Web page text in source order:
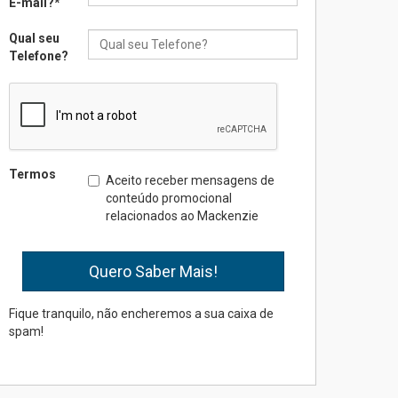
Seminário discute desafios
das novas tecnologias em
04.08.2026
Mackenzie recepciona os
calouros do segundo
semestre de 2026
04.08.2026
Brasília prepara seus
estudantes para o PAS antes
mesmo do Ensino Médio
Qual seu
Telefone?
Termos
Aceito receber mensagens de
conteúdo promocional
relacionados ao Mackenzie
Fique tranquilo, não encheremos a sua caixa de
spam!